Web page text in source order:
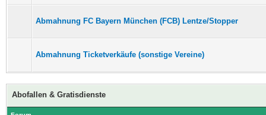
Abmahnung FC Bayern München (FCB) Lentze/Stopper
Abmahnung Ticketverkäufe (sonstige Vereine)
Abofallen & Gratisdienste